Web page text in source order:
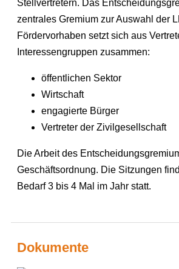
Stellvertretern. Das
zentrales Gremium zur Auswahl der
Fördervorhaben setzt sich aus
Interessengruppen zusammen:
öffentlichen Sektor
Wirtschaft
engagierte Bürger
Vertreter der Zivilgesellschaft
Die Arbeit des
Geschäftsordnung. Die Sitzungen
Bedarf 3 bis 4 Mal im Jahr statt.
Dokumente